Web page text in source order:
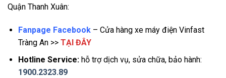
Quận Thanh Xuân:
Fanpage Facebook– Cửa hàng xe máy điện Vinfast
Tràng An >> TẠI ĐÂY
Hotline Service:hỗ trợ dịch vụ, sửa chữa, bảo hành:
1900.2323.89